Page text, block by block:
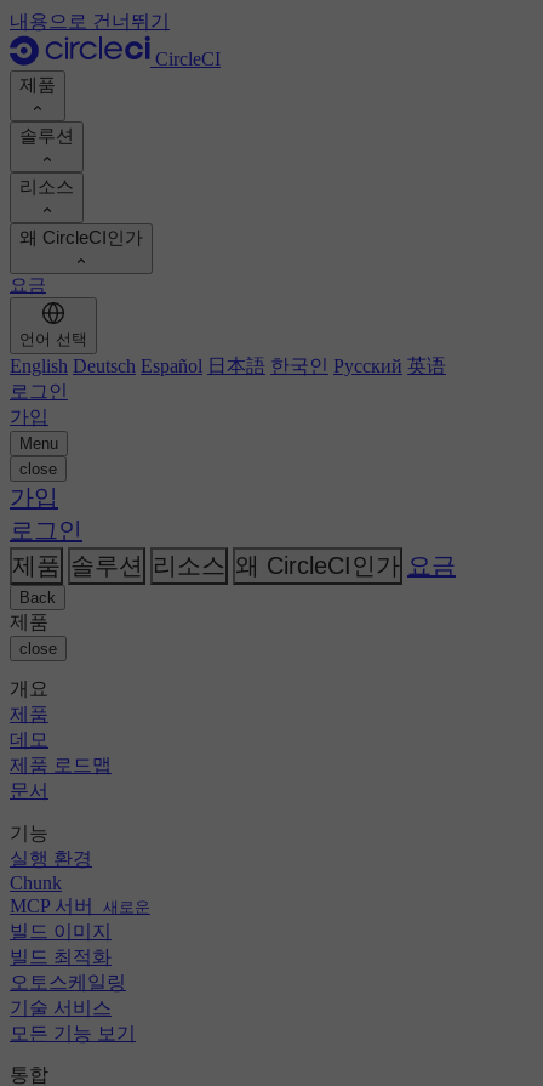
내용으로 건너뛰기
CircleCI
제품
제품
데모
제품 로드맵
실행 환경
Chunk
MCP 서버
빌드 이미지
빌드 최적화
오토스케일링
기술 서비스
GitHub
GitLab
Bitbucket
AWS
GCP
Azure
Kubernetes
솔루션
개발자
플랫폼 엔지니어
보안 엔지니어
엔지니어링 관리자
비즈니스 리더
AI 에이전트
자동화
지속적 통합
모바일
AI
릴리스 오케스트레이션
보안 및 규정 준수
엔터프라이즈
중소기업
스타트업
리소스
문서
지원 포털
Orbs 레지스트리
이미지 레지스트리
고객 사례
보고서 및 가이드
팟캐스트
블로그
주제
변경 로그
이벤트
오픈 소스
왜 CircleCI인가
ROI 계산하기
개발 생산성 향상
팀 벤치마킹
고객 성공 사례 보기
CircleCI 대 GitHub Actions
CircleCI 대 Harness
CircleCI 대 Buildkite
CircleCI 대 Jenkins
CircleCI 대 Bitrise
채용 정보
파트너
뉴스룸
요금
언어 선택
English Deutsch Español 日本語 한국인 Русский 英语
로그인
가입
Menu
close
가입
로그인
제품 솔루션 리소스 왜 CircleCI인가 요금
Back
제품
close
개요
제품
데모
제품 로드맵
문서
기능
실행 환경
Chunk
MCP 서버 새로운
빌드 이미지
빌드 최적화
오토스케일링
기술 서비스
모든 기능 보기
통합